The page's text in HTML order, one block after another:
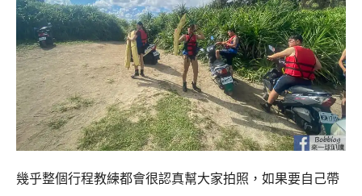
幾乎整個行程教練都會很認真幫大家拍照，如果要自己帶